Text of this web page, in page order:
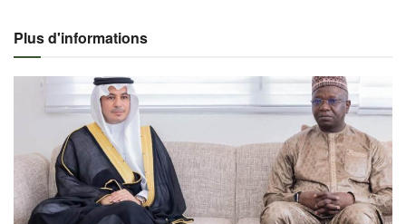
Plus d'informations